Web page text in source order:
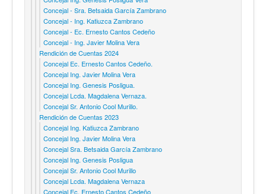
Concejal - Sra. Betsaida García Zambrano
Concejal - Ing. Katiuzca Zambrano
Concejal - Ec. Ernesto Cantos Cedeño
Concejal - Ing. Javier Molina Vera
Rendición de Cuentas 2024
Concejal Ec. Ernesto Cantos Cedeño.
Concejal Ing. Javier Molina Vera
Concejal Ing. Genesis Posligua.
Concejal Lcda. Magdalena Vernaza.
Concejal Sr. Antonio Cool Murillo.
Rendición de Cuentas 2023
Concejal Ing. Katiuzca Zambrano
Concejal Ing. Javier Molina Vera
Concejal Sra. Betsaida García Zambrano
Concejal Ing. Genesis Posligua
Concejal Sr. Antonio Cool Murillo
Concejal Lcda. Magdalena Vernaza
Concejal Ec. Ernesto Cantos Cedeño